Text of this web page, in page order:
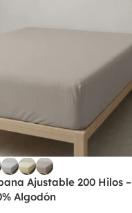
Ajustable 200 Hilos –
Algodón